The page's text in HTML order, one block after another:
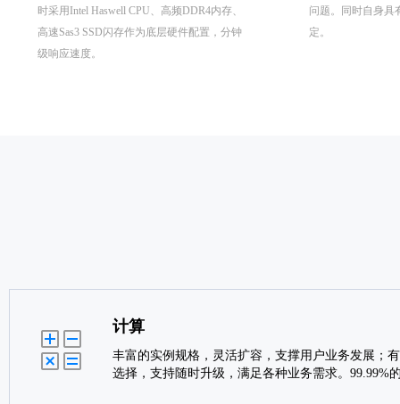
时采用Intel Haswell CPU、高频DDR4内存、
高速Sas3 SSD闪存作为底层硬件配置，分钟
级响应速度。
问题。同时自身具
定。
计算
丰富的实例规格，灵活扩容，支撑用户业务发展；
选择，支持随时升级，满足各种业务需求。99.99%